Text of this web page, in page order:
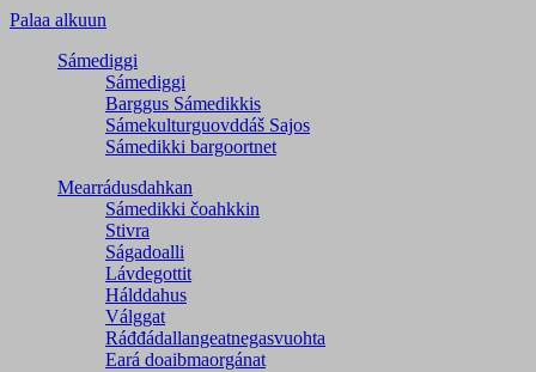
Palaa alkuun
Sámediggi
Sámediggi
Barggus Sámedikkis
Sámekulturguovddáš Sajos
Sámedikki bargoortnet
Mearrádusdahkan
Sámedikki čoahkkin
Stivra
Ságadoalli
Lávdegottit
Hálddahus
Válggat
Ráđđádallangeatnegas­vuohta
Eará doaibmaorgánat